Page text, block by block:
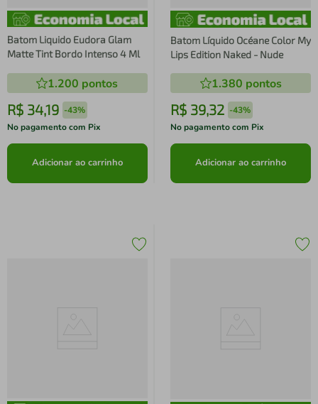
Batom Liquido Eudora Glam
Matte Tint Bordo Intenso 4 Ml
1.200 pontos
R$ 34,19 -43%
No pagamento com Pix
Adicionar ao carrinho
Batom Líquido Océane Color My
Lips Edition Naked - Nude
1.380 pontos
R$ 39,32 -43%
No pagamento com Pix
Adicionar ao carrinho